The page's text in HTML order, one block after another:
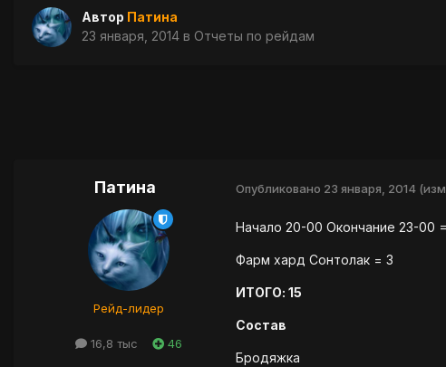
Автор Патина
23 января, 2014 в Отчеты по рейдам
Патина
Рейд-лидер
16,8 тыс 46
Опубликовано 23 января, 2014
Начало 20-00 Окончание 23-00 =
Фарм хард Сонтолак = 3
ИТОГО: 15
Состав
Бродяжка